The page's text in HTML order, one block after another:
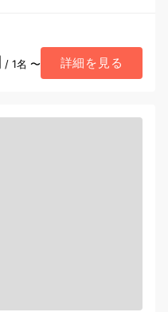
/ 1名 〜 詳細を見る